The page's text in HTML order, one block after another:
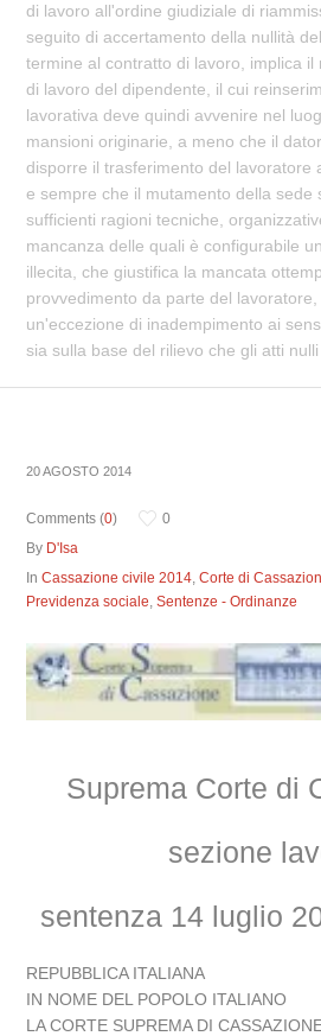
di lavoro all'ordine giudiziale di
seguito di accertamento della nullità
termine al contratto di lavoro, implica il
di lavoro del dipendente, il cui
lavorativa deve quindi avvenire nel
mansioni originarie, a meno che il
disporre il trasferimento del lavoratore
e sempre che il mutamento della sede
sufficienti ragioni tecniche,
mancanza delle quali è configurabile
illecita, che giustifica la mancata
provvedimento da parte del
un'eccezione di inadempimento ai
sia sulla base del rilievo che gli atti
20 AGOSTO 2014
Comments (0)
0
By D'Isa
InCassazione civile 2014,Corte di
Previdenza sociale,Sentenze - Ordinanze
Suprema Corte di
sezione
sentenza 14 luglio
REPUBBLICA ITALIANA
IN NOME DEL POPOLO ITALIANO
LA CORTE SUPREMA DI